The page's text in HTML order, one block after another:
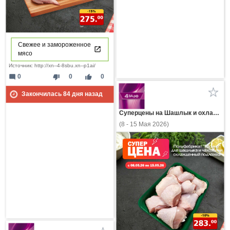
Свежее и замороженное
мясо
Источник: http://xn--4-8sbu.xn--p1ai/
thumb_down 0 thumb_up 0
mode_comment 0
Закончилась 84дня назад
Суперцены на Шашлык и охлажденное мясо в 4за.рф
(8 - 15 Мая 2026)